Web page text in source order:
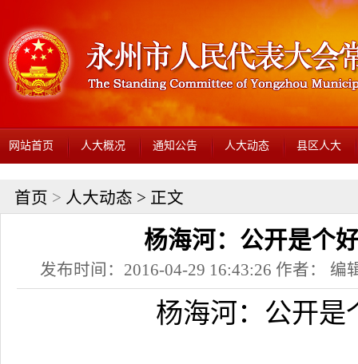
网站首页 人大概况 通知公告 人大动态 县区人大
首页 > 人大动态 > 正文
杨海河：公开是个
发布时间：2016-04-29 16:43:26 作者： 编
杨海河：公开是